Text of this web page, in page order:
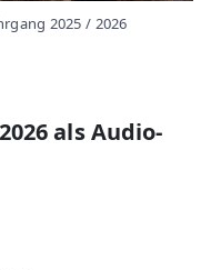
2025 / 2026
als Audio-